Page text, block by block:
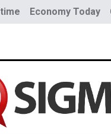
Economy Today